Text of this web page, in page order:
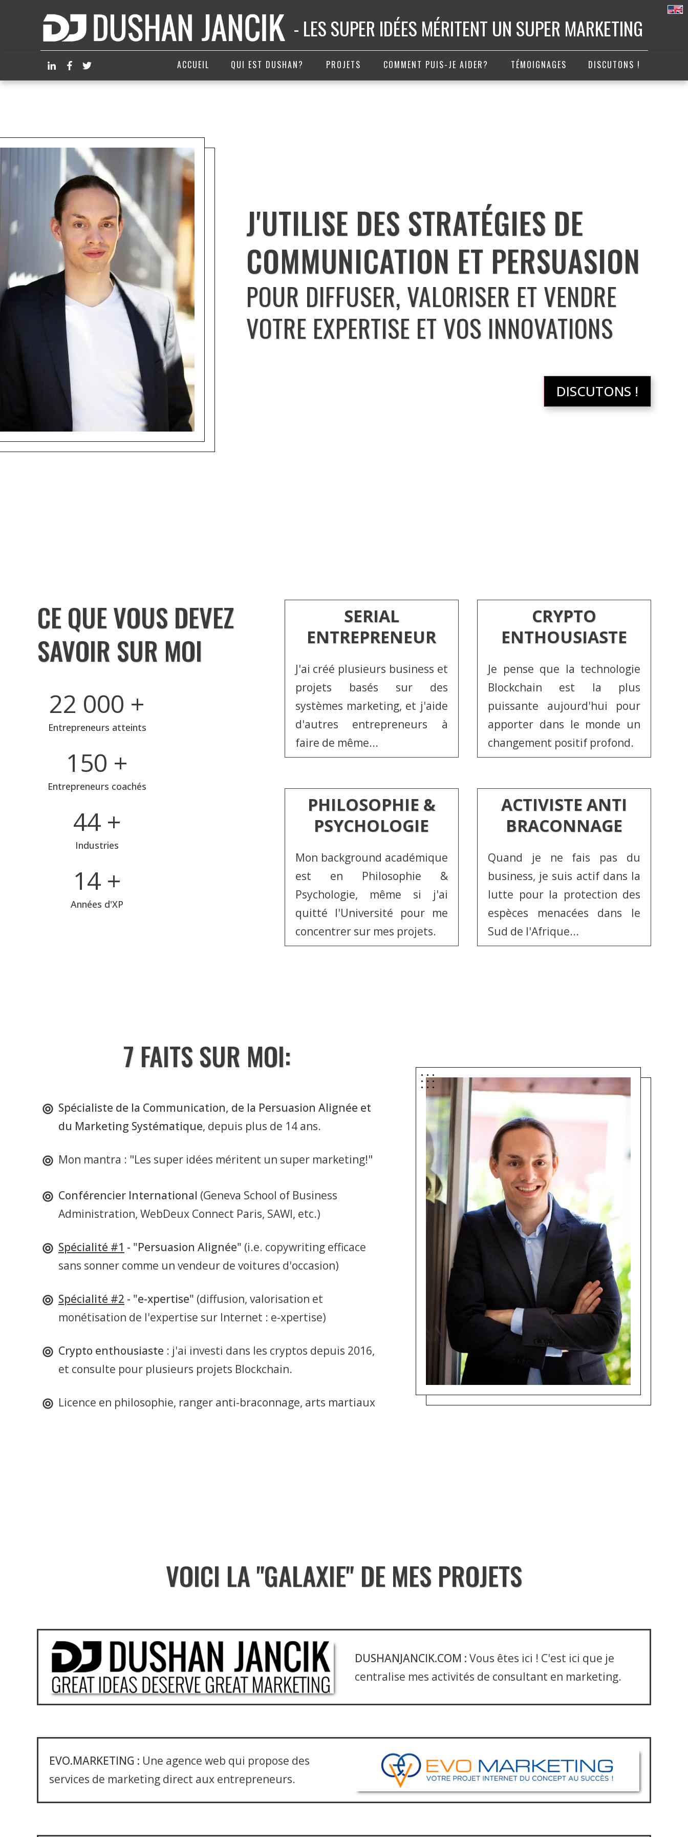
- LES SUPER IDÉES MÉRITENT UN SUPER MARKETING
ACCUEIL QUI EST DUSHAN? PROJETS COMMENT PUIS-JE AIDER? TÉMOIGNAGES DISCUTONS !
J'UTILISE DES STRATÉGIES DE
COMMUNICATION ET PERSUASION
POUR DIFFUSER, VALORISER ET VENDRE
VOTRE EXPERTISE ET VOS INNOVATIONS
DISCUTONS !
CE QUE VOUS DEVEZ
SAVOIR SUR MOI
22 000 +
Entrepreneurs atteints
150 +
Entrepreneurs coachés
44 +
Industries
14 +
Années d'XP
SERIAL
ENTREPRENEUR
J'ai créé plusieurs business et
projets basés sur des
systèmes marketing, et j'aide
d'autres entrepreneurs à
faire de même...
CRYPTO
ENTHOUSIASTE
Je pense que la technologie
Blockchain est la plus
puissante aujourd'hui pour
apporter dans le monde un
changement positif profond.
PHILOSOPHIE &
PSYCHOLOGIE
Mon background académique
est en Philosophie &
Psychologie, même si j'ai
quitté l'Université pour me
concentrer sur mes projets.
ACTIVISTE ANTI
BRACONNAGE
Quand je ne fais pas du
business, je suis actif dans la
lutte pour la protection des
espèces menacées dans le
Sud de l'Afrique...
7 FAITS SUR MOI:
Spécialiste de la Communication, de la Persuasion Alignée et
du Marketing Systématique, depuis plus de 14 ans.
Mon mantra : "Les super idées méritent un super marketing!"
Conférencier International (Geneva School of Business
Administration, WebDeux Connect Paris, SAWI, etc.)
Spécialité #1 - "Persuasion Alignée" (i.e. copywriting efficace
sans sonner comme un vendeur de voitures d'occasion)
Spécialité #2 - "e-xpertise" (diffusion, valorisation et
monétisation de l'expertise sur Internet : e-xpertise)
Crypto enthousiaste : j'ai investi dans les cryptos depuis 2016,
et consulte pour plusieurs projets Blockchain.
Licence en philosophie, ranger anti-braconnage, arts martiaux
VOICI LA "GALAXIE" DE MES PROJETS
DUSHANJANCIK.COM : Vous êtes ici ! C'est ici que je
centralise mes activités de consultant en marketing.
EVO.MARKETING : Une agence web qui propose des
services de marketing direct aux entrepreneurs.